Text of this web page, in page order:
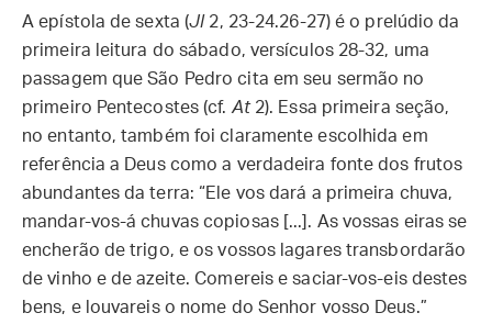
A epístola de sexta (Jl2, 23-24.26-27) é o prelúdio da
primeira leitura do sábado, versículos 28-32, uma
passagem que São Pedro cita em seu sermão no
primeiro Pentecostes (cf. At2). Essa primeira seção,
no entanto, também foi claramente escolhida em
referência a Deus como a verdadeira fonte dos frutos
abundantes da terra: “Ele vos dará a primeira chuva,
mandar-vos-á chuvas copiosas [...]. As vossas eiras se
encherão de trigo, e os vossos lagares transbordarão
de vinho e de azeite. Comereis e saciar-vos-eis destes
bens, e louvareis o nome do Senhor vosso Deus.”